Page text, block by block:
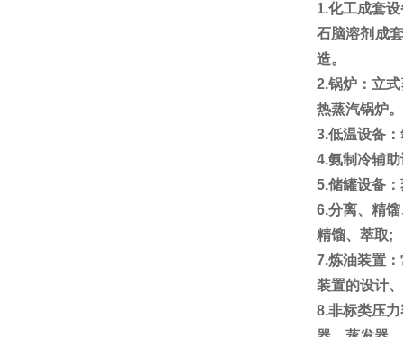
1.化工成套
石脑溶剂成
造。
2.锅炉：立
热蒸汽锅炉。
3.低温设备
4.氨制冷辅
5.储罐设备
6.分离、精
精馏、萃取;
7.炼油装置
装置的设计
8.非标类压